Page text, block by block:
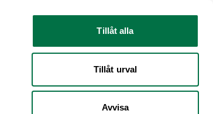
Tillåt alla
Tillåt urval
Avvisa